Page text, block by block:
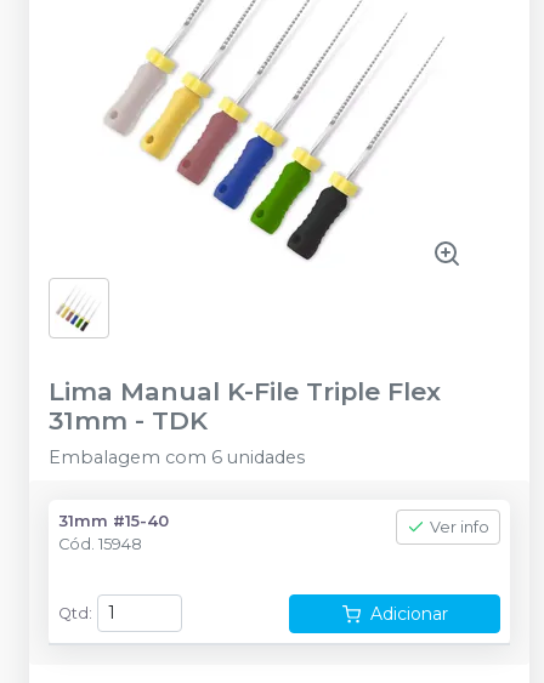
Lima Manual K-File Triple Flex
31mm - TDK
Embalagem com 6 unidades
31mm #15-40
Cód. 15948
Ver info
Qtd : Adicionar